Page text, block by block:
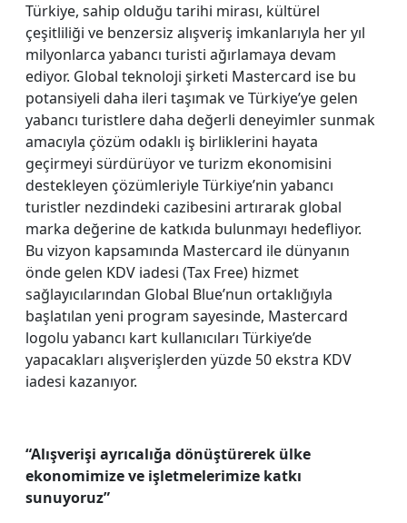
Türkiye, sahip olduğu tarihi mirası, kültürel
çeşitliliği ve benzersiz alışveriş imkanlarıyla her yıl
milyonlarca yabancı turisti ağırlamaya devam
ediyor. Global teknoloji şirketi Mastercard ise bu
potansiyeli daha ileri taşımak ve Türkiye’ye gelen
yabancı turistlere daha değerli deneyimler sunmak
amacıyla çözüm odaklı iş birliklerini hayata
geçirmeyi sürdürüyor ve turizm ekonomisini
destekleyen çözümleriyle Türkiye’nin yabancı
turistler nezdindeki cazibesini artırarak global
marka değerine de katkıda bulunmayı hedefliyor.
Bu vizyon kapsamında Mastercard ile dünyanın
önde gelen KDV iadesi (Tax Free) hizmet
sağlayıcılarından Global Blue’nun ortaklığıyla
başlatılan yeni program sayesinde, Mastercard
logolu yabancı kart kullanıcıları Türkiye’de
yapacakları alışverişlerden yüzde 50 ekstra KDV
iadesi kazanıyor.
“Alışverişi ayrıcalığa dönüştürerek ülke
ekonomimize ve işletmelerimize katkı
sunuyoruz”